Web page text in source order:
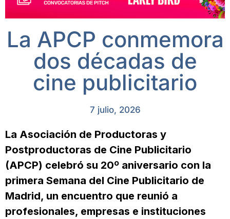
La APCP conmemora
dos décadas de
cine publicitario
7 julio, 2026
La Asociación de Productoras y
Postproductoras de Cine Publicitario
(APCP) celebró su 20º aniversario con la
primera Semana del Cine Publicitario de
Madrid, un encuentro que reunió a
profesionales, empresas e instituciones